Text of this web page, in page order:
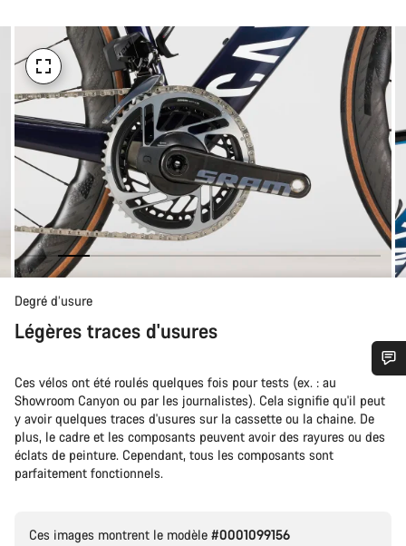
Degré d’usure
Légères traces d'usures
Ces vélos ont été roulés quelques fois pour tests (ex. : au
Showroom Canyon ou par les journalistes). Cela signifie qu'il peut
y avoir quelques traces d'usures sur la cassette ou la chaine. De
plus, le cadre et les composants peuvent avoir des rayures ou des
éclats de peinture. Cependant, tous les composants sont
parfaitement fonctionnels.
Ces images montrent le modèle #0001099156
Besoin d’aide ?
Nos experts du service client vous attendent pour
répondre à vos questions.